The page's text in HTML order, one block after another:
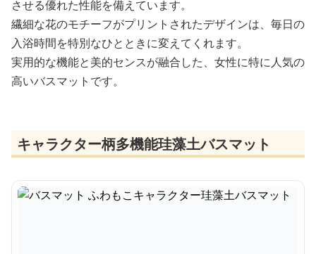
させる優れた性能を備えています。
繊細な花のモチーフがプリントされたデザインは、毎日の
入浴時間を特別なひとときに変えてくれます。
実用的な機能と美的センスが融合した、女性に特に人気の
高いバスマットです。
キャラクター柄多機能珪藻土バスマット